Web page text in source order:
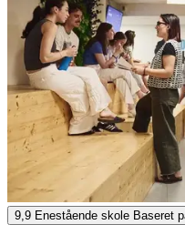
Ifalpes - KLF
9,9 Enestående skole Baseret